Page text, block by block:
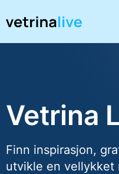
Vetrina
Finn inspirasjon,
utvikle en vellykket